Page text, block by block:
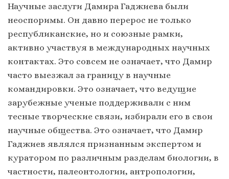
Научные заслуги Дамира Гаджиева были
неоспоримы. Он давно перерос не только
республиканские, но и союзные рамки,
активно участвуя в международных научных
контактах. Это совсем не означает, что Дамир
часто выезжал за границу в научные
командировки. Это означает, что ведущие
зарубежные ученые поддерживали с ним
тесные творческие связи, избирали его в свои
научные общества. Это означает, что Дамир
Гаджиев являлся признанным экспертом и
куратором по различным разделам биологии, в
частности, палеонтологии, антропологии,